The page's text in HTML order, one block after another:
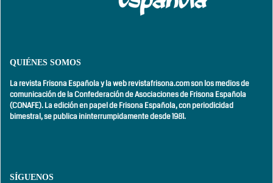
QUIÉNES SOMOS
La revista Frisona Española y la web revistafrisona.com son los medios de
comunicación de la Confederación de Asociaciones de Frisona Española
(CONAFE). La edición en papel de Frisona Española, conperiodicidad
bimestral,se publica ininterrumpidamente desde 1981.
SÍGUENOS